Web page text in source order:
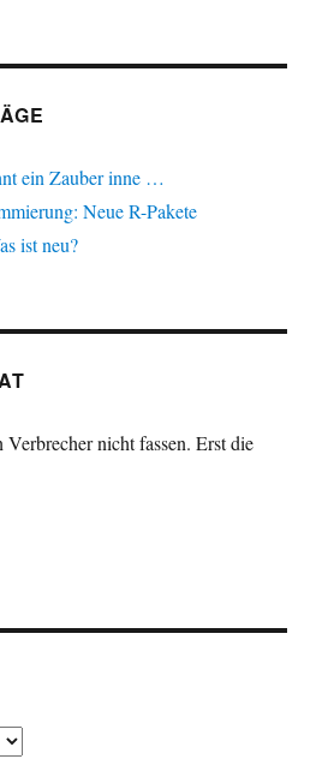
ein Zauber inne …
Neue R-Pakete
ist neu?
nicht fassen. Erst die